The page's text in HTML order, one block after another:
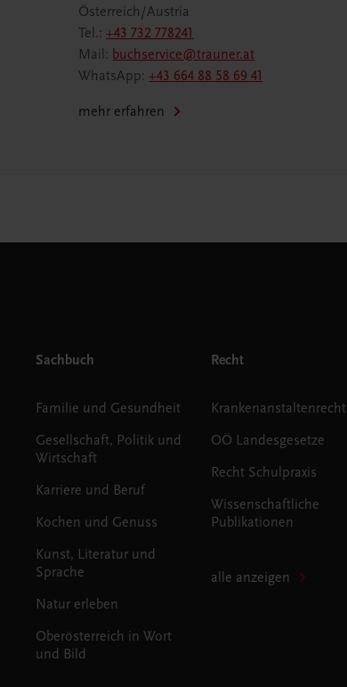
Österreich/Austria
Tel.:+43 732 778241
Mail: buchservice@trauner.at
WhatsApp:+43 664 88 58 69 41
mehr erfahren
Sachbuch
Familie und Gesundheit
Gesellschaft, Politik und
Wirtschaft
Karriere und Beruf
Kochen und Genuss
Kunst, Literatur und
Sprache
Natur erleben
Oberösterreich in Wort
und Bild
Recht
Krankenanstaltenrecht
OÖ Landesgesetze
Recht Schulpraxis
Wissenschaftliche
Publikationen
alle anzeigen